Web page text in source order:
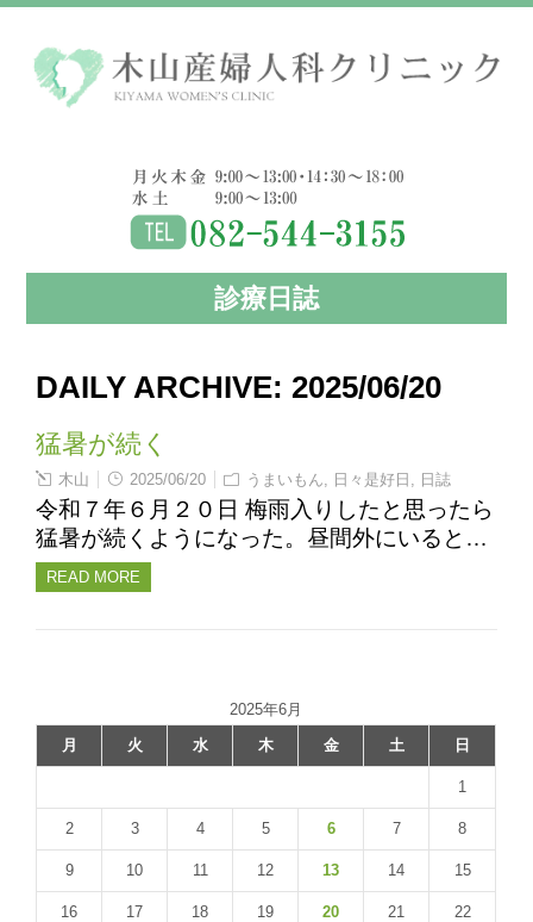
診療日誌
DAILY ARCHIVE:2025/06/20
猛暑が続く
木山 2025/06/20 うまいもん 日々是好日 日誌
令和７年６月２０日 梅雨入りしたと思ったら
猛暑が続くようになった。昼間外にいると…
READ MORE
2025年6月
月
火 水 木 金 土 日
1
2 3 4 5 6 7 8
9 10 11 12 13 14 15
16 17 18 19 20 21 22